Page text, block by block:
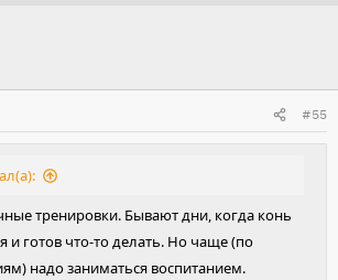
#55
тренировки. Бывают дни, когда конь
и готов что-то делать. Но чаще (по
надо заниматься воспитанием.